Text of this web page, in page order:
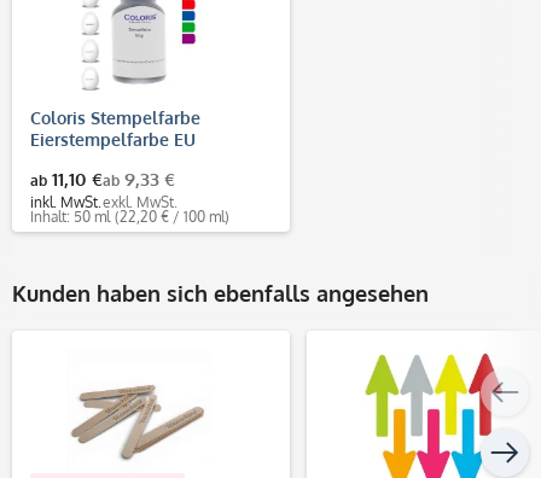
Coloris Stempelfarbe
Eierstempelfarbe EU
ab 11,10 €
inkl. MwSt.
ab 9,33 €
exkl. MwSt.
Inhalt: 50 ml (22,20 € / 100 ml)
Kunden haben sich ebenfalls angesehen